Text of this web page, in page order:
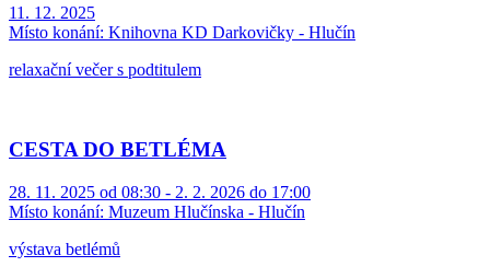
11. 12. 2025
Místo konání: Knihovna KD Darkovičky - Hlučín
relaxační večer s podtitulem
CESTA DO BETLÉMA
28. 11. 2025 od 08:30 - 2. 2. 2026 do 17:00
Místo konání: Muzeum Hlučínska - Hlučín
výstava betlémů